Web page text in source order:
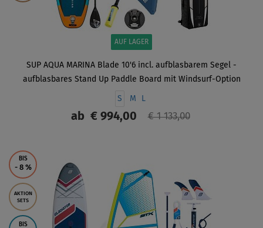
AUF LAGER
SUP AQUA MARINA Blade 10'6 incl. aufblasbarem Segel -
aufblasbares Stand Up Paddle Board mit Windsurf-Option
S M
ab€ 994,00 € 1 133,00
BIS
- 8 %
AKTION
SETS
BIS